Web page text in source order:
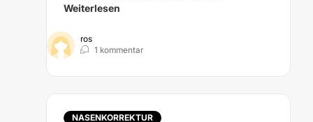
Weiterlesen
ros
1 kommentar
NASENKORREKTUR